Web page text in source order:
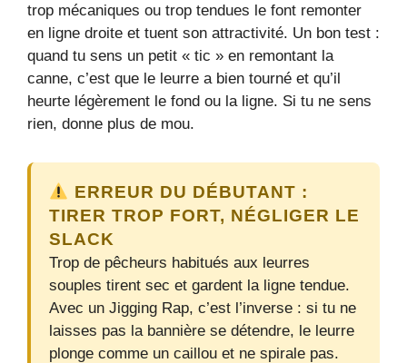
trop mécaniques ou trop tendues le font remonter
en ligne droite et tuent son attractivité. Un bon test :
quand tu sens un petit « tic » en remontant la
canne, c’est que le leurre a bien tourné et qu’il
heurte légèrement le fond ou la ligne. Si tu ne sens
rien, donne plus de mou.
ERREUR DU DÉBUTANT :
TIRER TROP FORT, NÉGLIGER LE
SLACK
Trop de pêcheurs habitués aux leurres
souples tirent sec et gardent la ligne tendue.
Avec un Jigging Rap, c’est l’inverse : si tu ne
laisses pas la bannière se détendre, le leurre
plonge comme un caillou et ne spirale pas.